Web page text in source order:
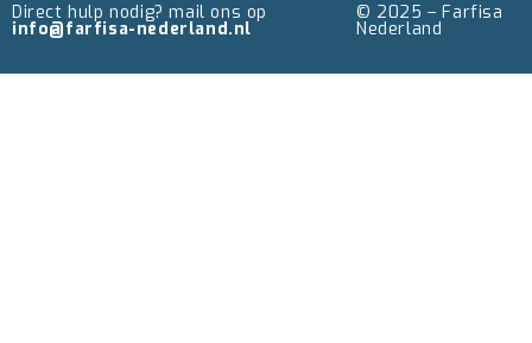
Direct hulp nodig? mail ons op
info@farfisa-nederland.nl
© 2025 – Farfisa
Nederland